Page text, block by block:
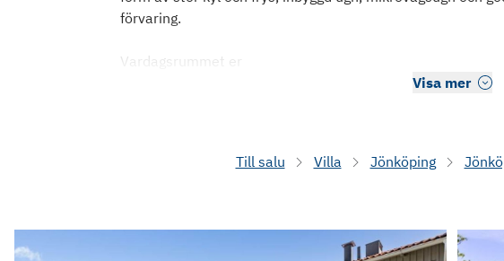
förvaring.
Vardagsrummet er
Visa mer
Till salu Villa Jönköping